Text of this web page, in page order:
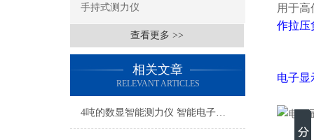
手持式测力仪
查看更多 >>
相关文章
RELEVANT ARTICLES
4吨的数显智能测力仪 智能电子测力仪 智能拉力测试仪
用于
作拉压
电子显